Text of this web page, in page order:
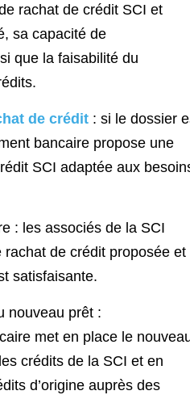
rachat de crédit SCI et
sa capacité de
que la faisabilité du
de crédit : si le dossier
bancaire propose une
SCI adaptée aux
: les associés de la SCI
rachat de crédit proposée et
satisfaisante.
nouveau prêt :
met en place le
crédits de la SCI et en
d’origine auprès des